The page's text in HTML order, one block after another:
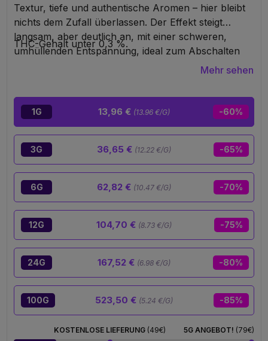
Textur, tiefe und authentische Aromen – hier bleibt
nichts dem Zufall überlassen. Der Effekt steigt
langsam, aber deutlich an, mit einer schweren,
umhüllenden Entspannung, ideal zum Abschalten
am Tagesende. Ein kraftvolles, kontrolliertes und
Konsumenten, die eine Premium-Resine erkennen,
wenn sie sie zwischen den Fingern haben.
THC-Gehalt unter 0,3 %.
Mehr sehen
1G -60%
13,96 € (13.96 €/G)
3G -65%
36,65 € (12.22 €/G)
6G -70%
62,82 € (10.47 €/G)
12G -75%
104,70 € (8.73 €/G)
24G -80%
167,52 € (6.98 €/G)
100G -85%
523,50 € (5.24 €/G)
KOSTENLOSE LIEFERUNG (49€) 5G ANGEBOT! (79€)